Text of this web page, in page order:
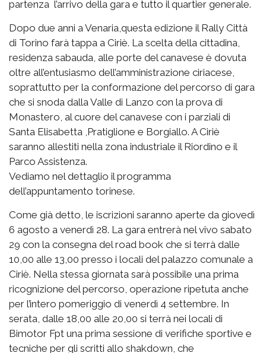
partenza l’arrivo della gara e tutto il quartier generale.
Dopo due anni a Venaria,questa edizione il Rally Città
di Torino farà tappa a Ciriè. La scelta della cittadina,
residenza sabauda, alle porte del canavese è dovuta
oltre all’entusiasmo dell’amministrazione ciriacese,
soprattutto per la conformazione del percorso di gara
che si snoda dalla Valle di Lanzo con la prova di
Monastero, al cuore del canavese con i parziali di
Santa Elisabetta ,Pratiglione e Borgiallo. A Ciriè
saranno allestiti nella zona industriale il Riordino e il
Parco Assistenza.
Vediamo nel dettaglio il programma
dell’appuntamento torinese.
Come già detto, le iscrizioni saranno aperte da giovedì
6 agosto a venerdì 28. La gara entrerà nel vivo sabato
29 con la consegna del road book che si terrà dalle
10,00 alle 13,00 presso i locali del palazzo comunale a
Ciriè. Nella stessa giornata sarà possibile una prima
ricognizione del percorso, operazione ripetuta anche
per l’intero pomeriggio di venerdì 4 settembre. In
serata, dalle 18,00 alle 20,00 si terrà nei locali di
Bimotor Fpt una prima sessione di verifiche sportive e
tecniche per gli scritti allo shakdown, che